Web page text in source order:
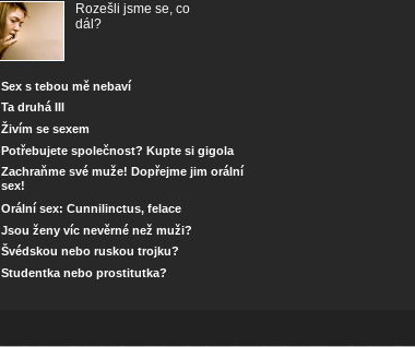
Rozešli jsme se, co
dál?
Sex s tebou mě nebaví
Ta druhá III
Živím se sexem
Potřebujete společnost? Kupte si gigola
Zachraňme své muže! Dopřejme jim orální
sex!
Orální sex: Cunnilinctus, felace
Jsou ženy víc nevěrné než muži?
Švédskou nebo ruskou trojku?
Studentka nebo prostitutka?